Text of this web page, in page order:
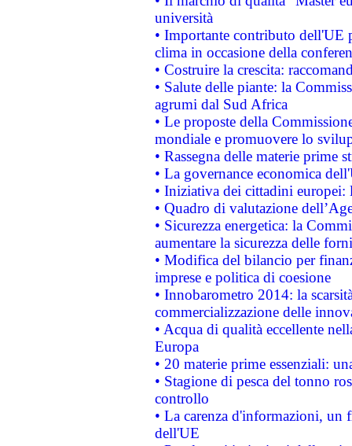
università
• Importante contributo dell'UE
clima in occasione della
• Costruire la crescita:
• Salute delle piante: la
agrumi dal Sud Africa
• Le proposte della
mondiale e promuovere lo
• Rassegna delle materie prime
• La governance economica
• Iniziativa dei cittadini
• Quadro di valutazione
• Sicurezza energetica: la
aumentare la sicurezza delle
• Modifica del bilancio per
imprese e politica di coesione
• Innobarometro 2014: la
commercializzazione delle
• Acqua di qualità eccellente
Europa
• 20 materie prime essenziali:
• Stagione di pesca del tonno
controllo
• La carenza d'informazioni, un
dell'UE